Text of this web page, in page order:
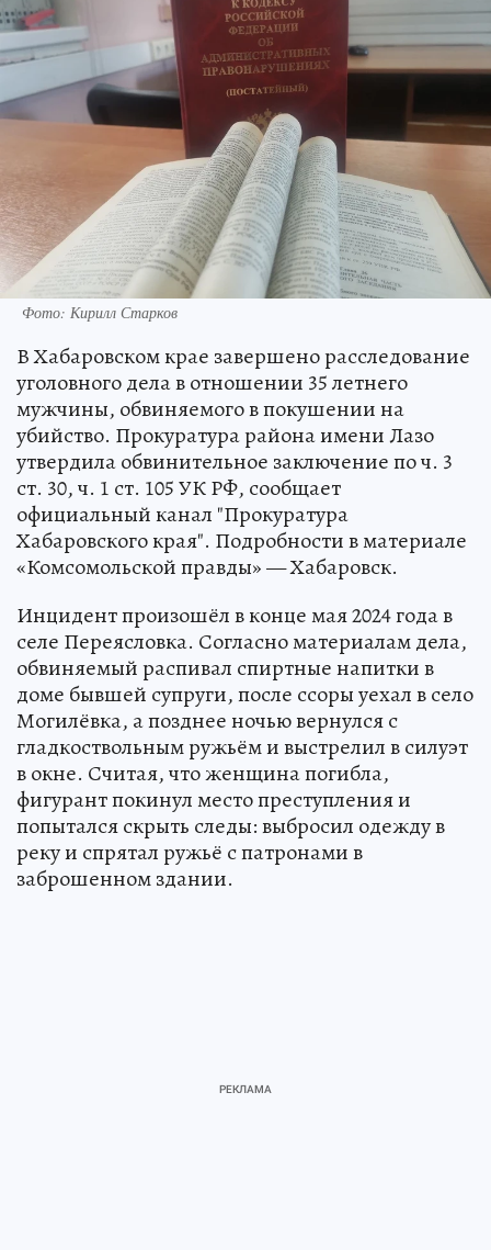
Фото: Кирилл Старков
В Хабаровском крае завершено расследование
уголовного дела в отношении 35 летнего
мужчины, обвиняемого в покушении на
убийство. Прокуратура района имени Лазо
утвердила обвинительное заключение по ч. 3
ст. 30, ч. 1 ст. 105 УК РФ, сообщает
официальный канал "Прокуратура
Хабаровского края". Подробности в материале
«Комсомольской правды» — Хабаровск.
Инцидент произошёл в конце мая 2024 года в
селе Переясловка. Согласно материалам дела,
обвиняемый распивал спиртные напитки в
доме бывшей супруги, после ссоры уехал в село
Могилёвка, а позднее ночью вернулся с
гладкоствольным ружьём и выстрелил в силуэт
в окне. Считая, что женщина погибла,
фигурант покинул место преступления и
попытался скрыть следы: выбросил одежду в
реку и спрятал ружьё с патронами в
заброшенном здании.